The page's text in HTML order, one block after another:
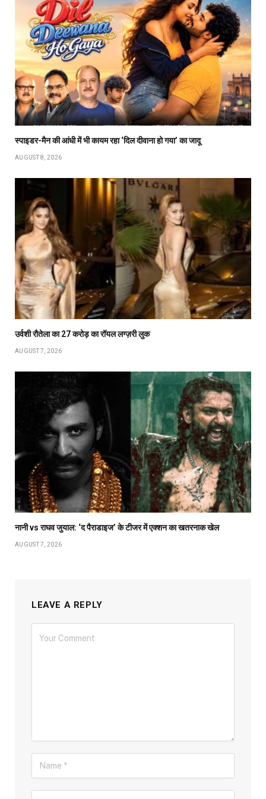
स्पाइडर-मैन की आंधी में भी कायम रहा ‘दिल दीवाना हो गया’ का जादू
AUGUST 8, 2026
उर्वशी रौतेला का ₹27 करोड़ का रॉयल लग्ज़री लुक
AUGUST 7, 2026
नानी vs राघव जुयाल: ‘द पैराडाइज’ के टीजर में एक्शन का खतरनाक खेल
AUGUST 7, 2026
LEAVE A REPLY